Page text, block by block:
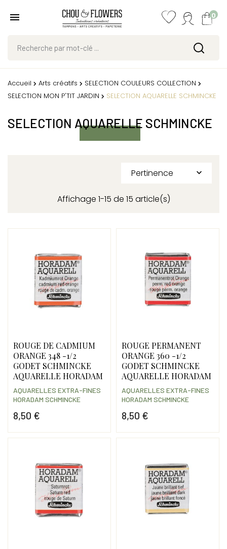
0
Accueil Arts créatifs
SELECTION COULEURS COLLECTION
SELECTION MON P'TIT JARDIN
SELECTION AQUARELLE SCHMINCKE
SELECTION AQUARELLE SCHMINCKE
Pertinence 
Affichage 1-15 de 15 article(s)
ROUGE DE CADMIUM
ORANGE 348 -1/2
GODET SCHMINCKE
AQUARELLE HORADAM
8,50 €
AQUARELLES EXTRA-FINES
HORADAM SCHMINCKE
ROUGE PERMANENT
ORANGE 360 -1/2
GODET SCHMINCKE
AQUARELLE HORADAM
8,50 €
AQUARELLES EXTRA-FINES
HORADAM SCHMINCKE